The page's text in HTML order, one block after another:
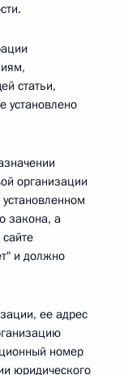
статьи,
установлено
организации
закона, а
и должно
ее адрес
номер
юридического